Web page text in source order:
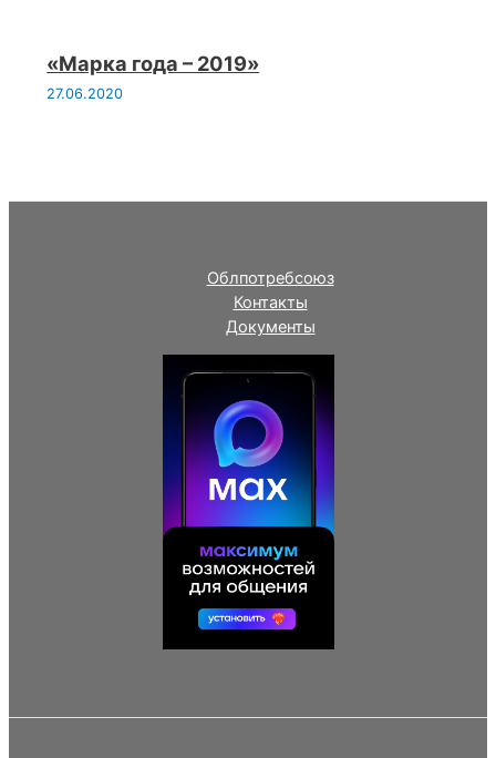
«Марка года – 2019»
27.06.2020
Облпотребсоюз
Контакты
Документы